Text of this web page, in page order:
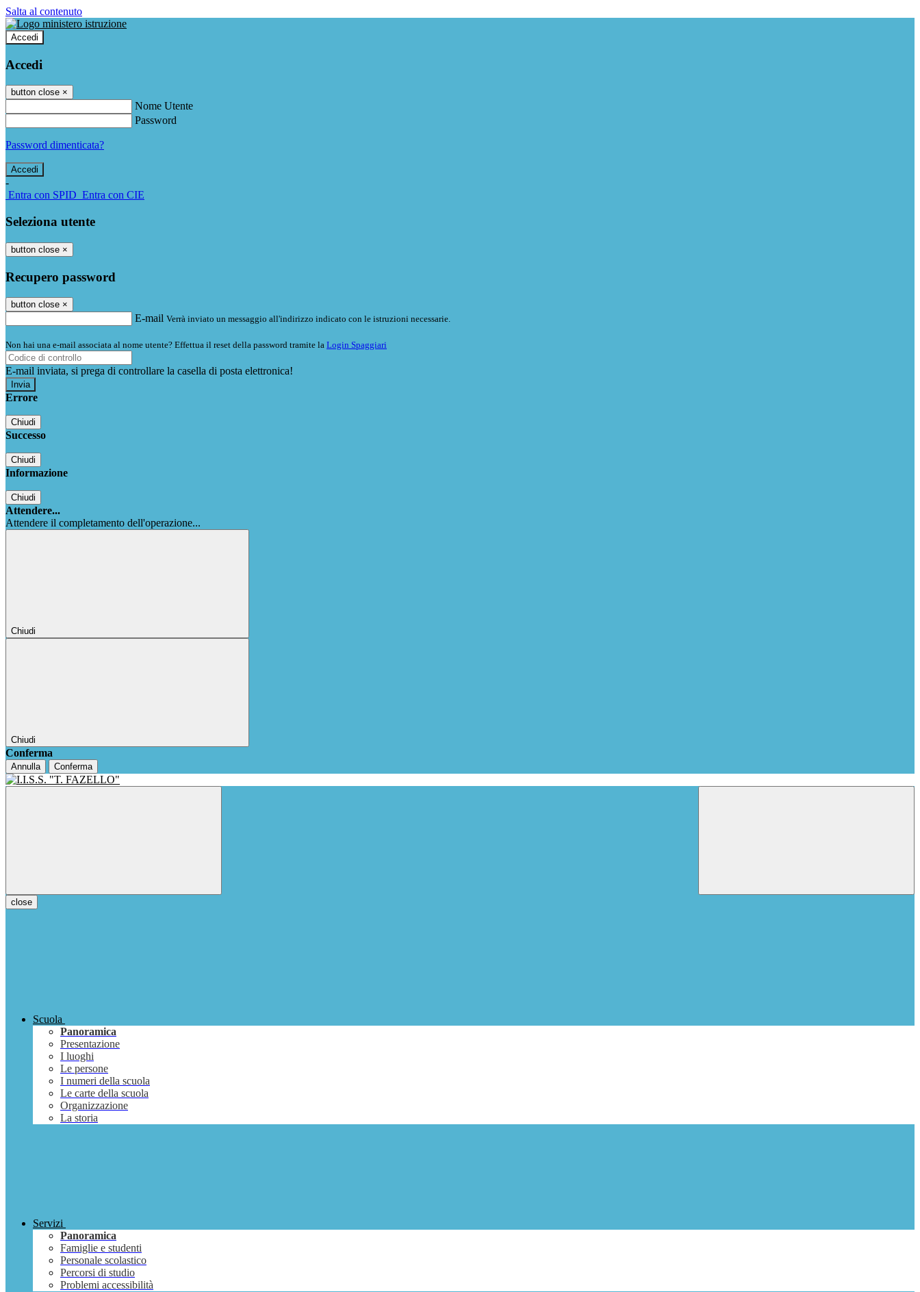
Salta al contenuto
Accedi
Accedi
button close ×
Nome Utente
Password
Password dimenticata?
-
Entra con SPID Entra con CIE
Seleziona utente
button close ×
Recupero password
button close ×
E-mail Verrà inviato un messaggio all'indirizzo indicato con le istruzioni necessarie.
Non hai una e-mail associata al nome utente? Effettua il reset della password tramite la Login Spaggiari
E-mail inviata, si prega di controllare la casella di posta elettronica!
Errore
Chiudi
Successo
Chiudi
Informazione
Chiudi
Attendere...
Attendere il completamento dell'operazione...
Chiudi
Chiudi
Conferma
Annulla Conferma
close
Scuola
Panoramica
Presentazione
I luoghi
Le persone
I numeri della scuola
Le carte della scuola
Organizzazione
La storia
Servizi
Panoramica
Famiglie e studenti
Personale scolastico
Percorsi di studio
Problemi accessibilità